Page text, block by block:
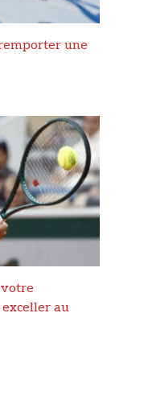
une
au